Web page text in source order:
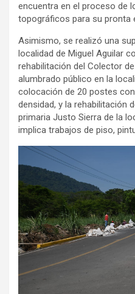
encuentra en el proceso de
topográficos para su pronta
Asimismo, se realizó una
localidad de Miguel Aguilar
rehabilitación del Colector
alumbrado público en la
colocación de 20 postes
densidad, y la rehabilitación
primaria Justo Sierra de la
implica trabajos de piso,